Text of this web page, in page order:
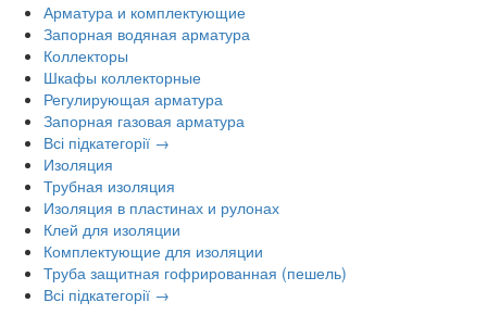
Арматура и комплектующие
Запорная водяная арматура
Коллекторы
Шкафы коллекторные
Регулирующая арматура
Запорная газовая арматура
Всі підкатегорії →
Изоляция
Трубная изоляция
Изоляция в пластинах и рулонах
Клей для изоляции
Комплектующие для изоляции
Труба защитная гофрированная (пешель)
Всі підкатегорії →